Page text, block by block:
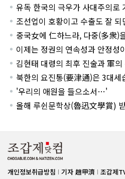
유독 한국의 극우가 사대주의로
조선업이 호황이고 수출도 잘 되
중국女에 仁하느라, 다중(多衆)
이제는 정권의 연속성과 안정성
김현태 대령의 최후 진술과 軍
북한의 요진통(要津通)은 3대세
'우리의 애원을 들으소서…'
올해 루쉰문학상(魯迅文學賞)
개인정보취급방침 기자 趙甲濟 조갑제